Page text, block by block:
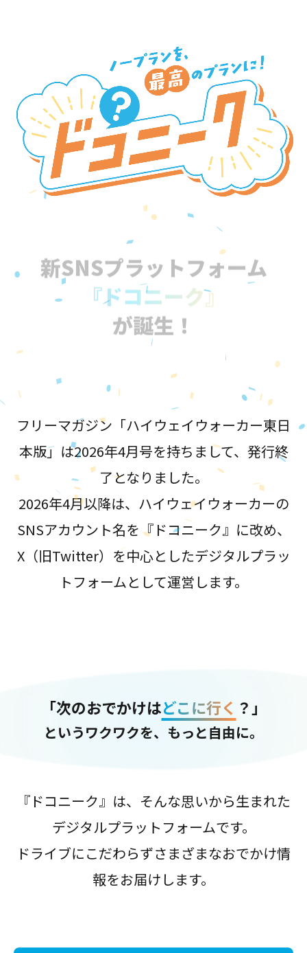
新SNSプラットフォーム
『ドコニーク』
が誕生！
フリーマガジン「ハイウェイウォーカー東日
本版」は2026年4月号を持ちまして、発行終
了となりました。
2026年4月以降は、ハイウェイウォーカーの
SNSアカウント名を『ドコニーク』に改め、
X（旧Twitter）を中心としたデジタルプラッ
トフォームとして運営します。
「次のおでかけはどこに行く ？」
というワクワクを、もっと自由に。
『ドコニーク』は、そんな思いから生まれた
デジタルプラットフォームです。
ドライブにこだわらずさまざまなおでかけ情
報をお届けします。